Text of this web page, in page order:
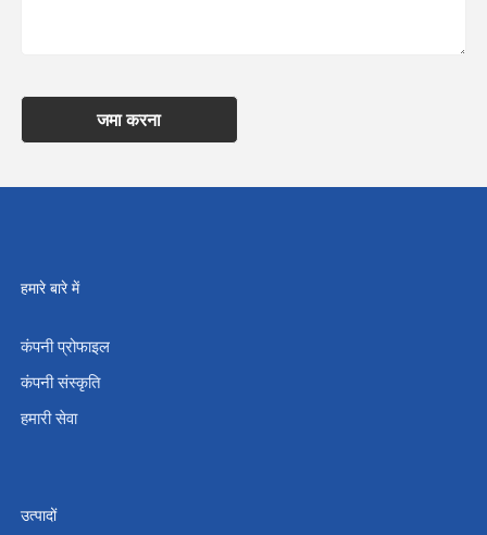
जमा करना
हमारे बारे में
कंपनी प्रोफाइल
कंपनी संस्कृति
हमारी सेवा
उत्पादों